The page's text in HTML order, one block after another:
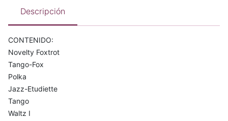
Descripción
CONTENIDO:
Novelty Foxtrot
Tango-Fox
Polka
Jazz-Etudiette
Tango
Waltz I